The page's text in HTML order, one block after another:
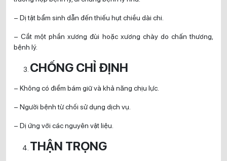
– Dị tật bẩm sinh dẫn đến thiếu hụt chiều dài chi.
– Cắt một phần xương đùi hoặc xương chày do chấn thương,
bệnh lý.
CHỐNG CHỈ ĐỊNH
– Không có điểm bám giữ và khả năng chịu lực.
– Người bệnh từ chối sử dụng dịch vụ.
– Dị ứng với các nguyên vật liệu.
THẬN TRỌNG